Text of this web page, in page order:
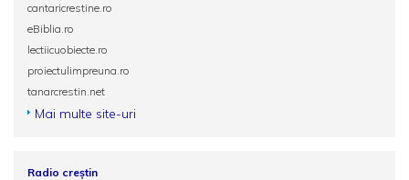
cantaricrestine.ro
eBiblia.ro
lectiicuobiecte.ro
proiectulimpreuna.ro
tanarcrestin.net
Mai multe site-uri
Radio creștin